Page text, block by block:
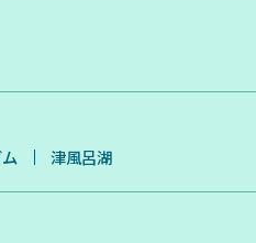
津風呂湖